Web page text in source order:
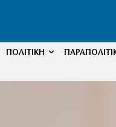
ΠΟΛΙΤΙΚΗ